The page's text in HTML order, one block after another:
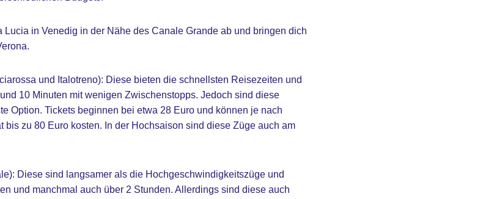
in Venedig in der Nähe des Canale Grande ab und bringen dich
und Italotreno): Diese bieten die schnellsten Reisezeiten und
10 Minuten mit wenigen Zwischenstopps. Jedoch sind diese
Option. Tickets beginnen bei etwa 28 Euro und können je nach
bis zu 80 Euro kosten. In der Hochsaison sind diese Züge auch am
Diese sind langsamer als die Hochgeschwindigkeitszüge und
und manchmal auch über 2 Stunden. Allerdings sind diese auch